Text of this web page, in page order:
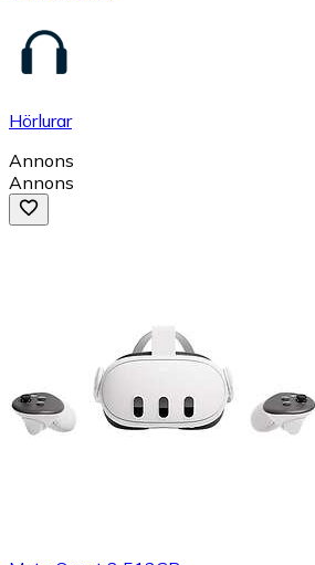
Hörlurar
Annons
Annons